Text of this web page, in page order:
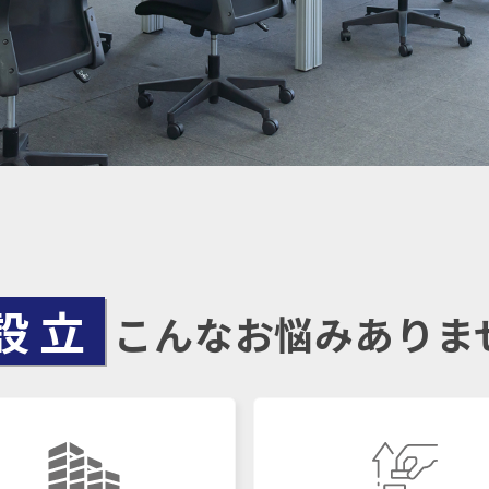
立 こんなお悩みあり